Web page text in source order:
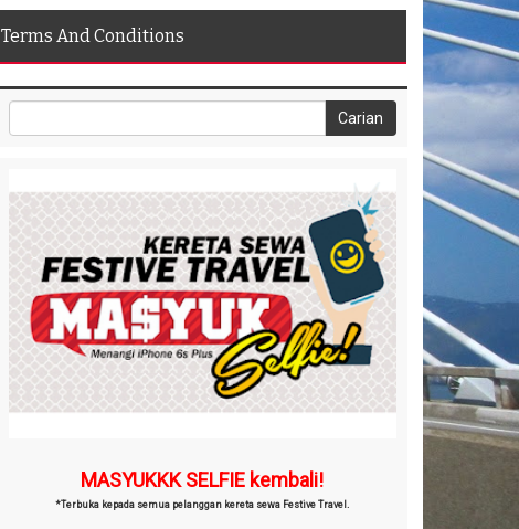
Terms And Conditions
MASYUKKK SELFIE kembali!
*Terbuka kepada semua pelanggan kereta sewa Festive Travel.